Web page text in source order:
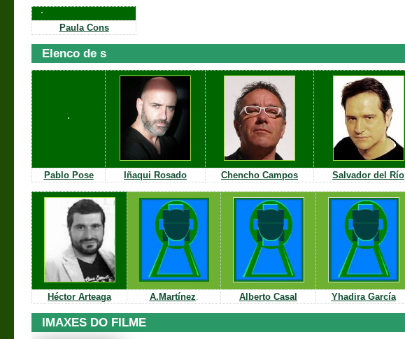
Paula Cons
Elenco de s
Pablo Pose Iñaqui Rosado Chencho Campos Salvador del Río
Héctor Arteaga A.Martínez. Alberto Casal Yhadira García
IMAXES DO FILME